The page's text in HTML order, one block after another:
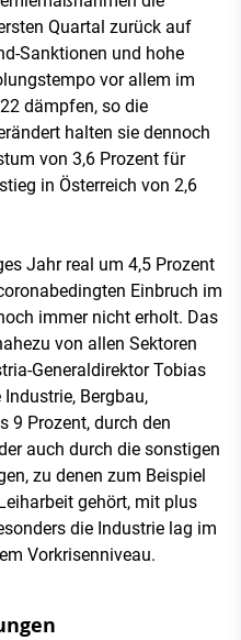
Quartal zurück auf
Sanktionen und hohe
vor allem im
dämpfen, so die
halten sie dennoch
von 3,6 Prozent für
in Österreich von 2,6
Jahr real um 4,5 Prozent
Einbruch im
immer nicht erholt. Das
von allen Sektoren
Generaldirektor Tobias
Bergbau,
9 Prozent, durch den
auch durch die sonstigen
zu denen zum Beispiel
gehört, mit plus
die Industrie lag im
Vorkrisenniveau.